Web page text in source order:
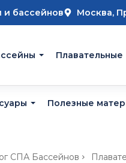
и бассейнов Москва,
Полезные
СПА Бассейнов